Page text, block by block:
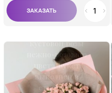
кустовой розы
нежно-розового
цвета. Букет
выполнен в
стильном